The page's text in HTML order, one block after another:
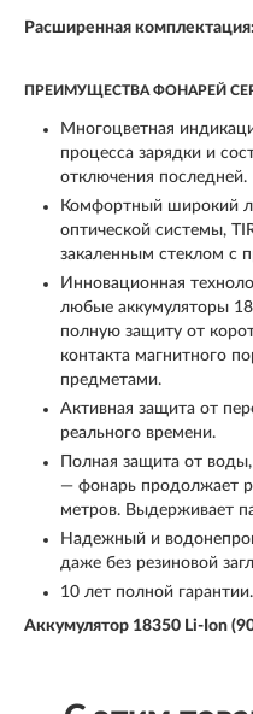
Расширенная комплектация:
ПРЕИМУЩЕСТВА ФОНАРЕЙ
Многоцветная
процесса зарядки и
отключения последней.
Комфортный широкий
оптической системы,
закаленным стеклом с
Инновационная
любые аккумуляторы
полную защиту от
контакта магнитного
предметами.
Активная защита от
реального времени.
Полная защита от
— фонарь продолжает
метров. Выдерживает
Надежный и
даже без резиновой
10 лет полной гарантии.
Аккумулятор 18350 Li-Ion